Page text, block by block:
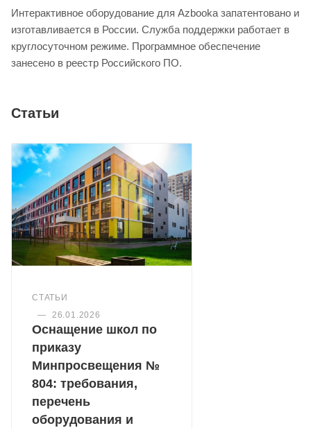
Интерактивное оборудование для Azbooka запатентовано и
изготавливается в России. Служба поддержки работает в
круглосуточном режиме. Программное обеспечение
занесено в реестр Российского ПО.
Статьи
СТАТЬИ
—
26.01.2026
Оснащение школ по
приказу
Минпросвещения №
804: требования,
перечень
оборудования и